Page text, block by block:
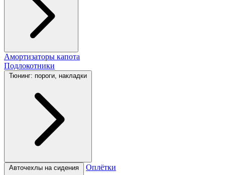
Амортизаторы капота
Подлокотники
Тюнинг: пороги, накладки
Авточехлы на сидения Оплётки